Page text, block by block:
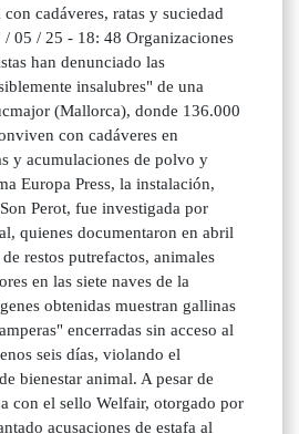
cadáveres, ratas y suciedad
/ 05 / 25 - 18: 48 Organizaciones
han denunciado las
insalubres" de una
(Mallorca), donde 136.000
con cadáveres en
y acumulaciones de polvo y
Europa Press, la instalación,
Perot, fue investigada por
quienes documentaron en abril
restos putrefactos, animales
en las siete naves de la
obtenidas muestran gallinas
encerradas sin acceso al
seis días, violando el
bienestar animal. A pesar de
con el sello Welfair, otorgado por
acusaciones de estafa al